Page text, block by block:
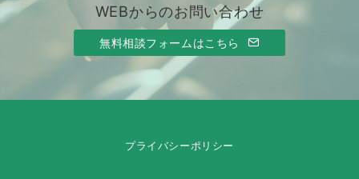
WEBからのお問い合わせ
無料相談フォームはこちら
プライバシーポリシー